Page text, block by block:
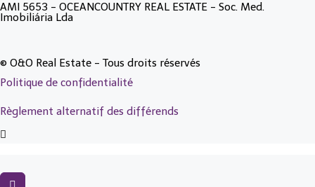
AMI 5653 - OCEANCOUNTRY REAL ESTATE - Soc. Med.
Imobiliária Lda
© O&O Real Estate - Tous droits réservés
Politique de confidentialité
Règlement alternatif des différends